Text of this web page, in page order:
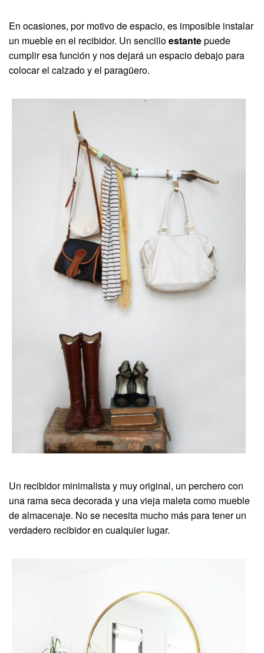
En ocasiones, por motivo de espacio, es imposible instalar
un mueble en el recibidor. Un sencillo estantepuede
cumplir esa función y nos dejará un espacio debajo para
colocar el calzado y el paragüero.
Un recibidor minimalista y muy original, un perchero con
una rama seca decorada y una vieja maleta como mueble
de almacenaje. No se necesita mucho más para tener un
verdadero recibidor en cualquier lugar.